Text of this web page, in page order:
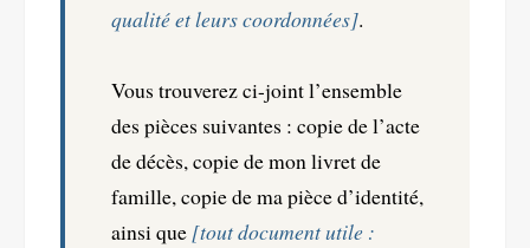
qualité et leurs coordonnées].
Vous trouverez ci-joint l’ensemble
des pièces suivantes : copie de l’acte
de décès, copie de mon livret de
famille, copie de ma pièce d’identité,
ainsi que [tout document utile :